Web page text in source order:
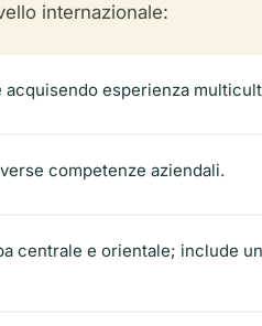
internazionale:
acquisendo esperienza
competenze aziendali.
centrale e orientale; include